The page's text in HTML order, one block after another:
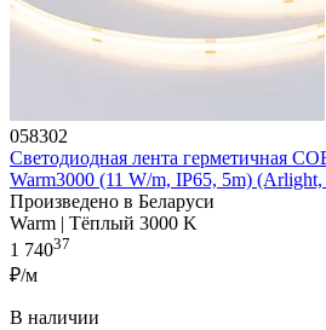
058302
Светодиодная лента герметичная
Warm3000 (11 W/m, IP65, 5m) (Arlight,
Произведено в Беларуси
Warm | Тёплый 3000 K
1 74037
₽/м
В наличии